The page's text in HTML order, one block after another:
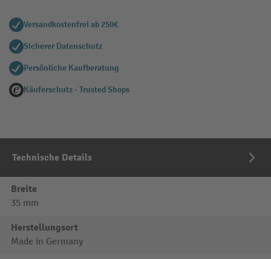
Versandkostenfrei ab 250€
Sicherer Datenschutz
Persönliche Kaufberatung
Käuferschutz - Trusted Shops
Technische Details
Breite
35 mm
Herstellungsort
Made in Germany